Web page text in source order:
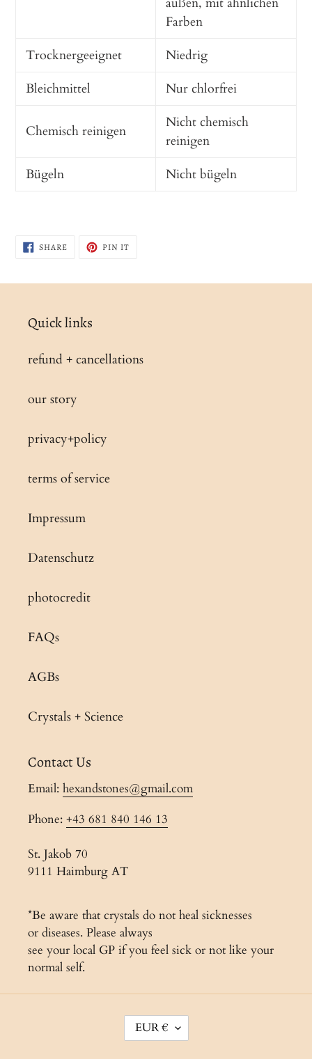
Farben
Trocknergeeignet
Niedrig
Bleichmittel
Nur chlorfrei
Chemisch reinigen
Nicht chemisch
reinigen
Bügeln
Nicht bügeln
SHARESHARE
ON
PIN ITPIN
Quick links
refund + cancellations
our story
privacy+policy
terms of service
Impressum
Datenschutz
photocredit
FAQs
AGBs
Crystals + Science
Contact Us
Email: hexandstones@gmail.com
Phone: +43 681 840 146 13
St. Jakob 70
9111 Haimburg AT
*Be aware that crystals do not heal sicknesses
or diseases. Please always
see your local GP if you feel sick or not like your
normal self.
U
EUR €